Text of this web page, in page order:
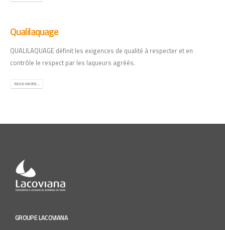
Qualilaquage
QUALILAQUAGE définit les exigences de qualité à respecter et en
contrôle le respect par les laqueurs agréés.
READ MORE...
GROUPE LACOVIANA